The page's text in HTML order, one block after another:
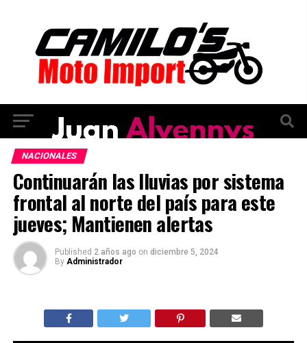
NACIONALES
Continuarán las lluvias por sistema
frontal al norte del país para este
jueves; Mantienen alertas
Published 2 años ago on diciembre 5, 2024
By Administrador